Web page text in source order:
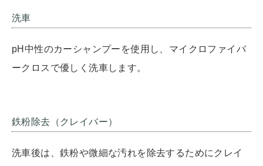
洗車
pH中性のカーシャンプーを使用し、マイクロファイバ
ークロスで優しく洗車します。
鉄粉除去（クレイバー）
洗車後は、鉄粉や微細な汚れを除去するためにクレイ